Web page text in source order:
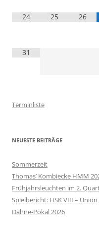
24 25 26
31
Terminliste
NEUESTE BEITRÄGE
Sommerzeit
Thomas’ Kombiecke HMM
Frühjahrsleuchten im 2.
Spielbericht: HSK VIII – Union
Dähne-Pokal 2026